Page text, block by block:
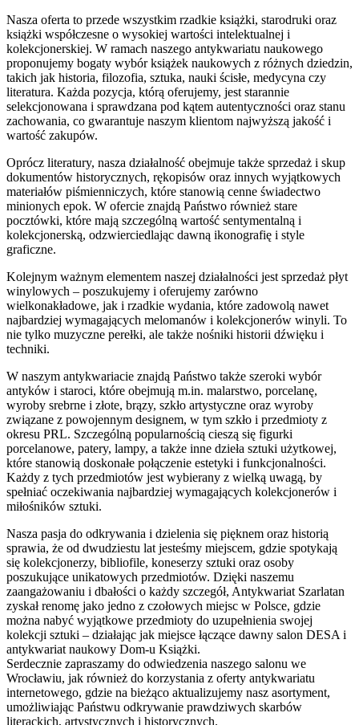
Nasza oferta to przede wszystkim rzadkie książki, starodruki oraz
książki współczesne o wysokiej wartości intelektualnej i
kolekcjonerskiej. W ramach naszego antykwariatu naukowego
proponujemy bogaty wybór książek naukowych z różnych dziedzin,
takich jak historia, filozofia, sztuka, nauki ścisłe, medycyna czy
literatura. Każda pozycja, którą oferujemy, jest starannie
selekcjonowana i sprawdzana pod kątem autentyczności oraz stanu
zachowania, co gwarantuje naszym klientom najwyższą jakość i
wartość zakupów.
Oprócz literatury, nasza działalność obejmuje także sprzedaż i skup
dokumentów historycznych, rękopisów oraz innych wyjątkowych
materiałów piśmienniczych, które stanowią cenne świadectwo
minionych epok. W ofercie znajdą Państwo również stare
pocztówki, które mają szczególną wartość sentymentalną i
kolekcjonerską, odzwierciedlając dawną ikonografię i style
graficzne.
Kolejnym ważnym elementem naszej działalności jest sprzedaż płyt
winylowych – poszukujemy i oferujemy zarówno
wielkonakładowe, jak i rzadkie wydania, które zadowolą nawet
najbardziej wymagających melomanów i kolekcjonerów winyli. To
nie tylko muzyczne perełki, ale także nośniki historii dźwięku i
techniki.
W naszym antykwariacie znajdą Państwo także szeroki wybór
antyków i staroci, które obejmują m.in. malarstwo, porcelanę,
wyroby srebrne i złote, brązy, szkło artystyczne oraz wyroby
związane z powojennym designem, w tym szkło i przedmioty z
okresu PRL. Szczególną popularnością cieszą się figurki
porcelanowe, patery, lampy, a także inne dzieła sztuki użytkowej,
które stanowią doskonałe połączenie estetyki i funkcjonalności.
Każdy z tych przedmiotów jest wybierany z wielką uwagą, by
spełniać oczekiwania najbardziej wymagających kolekcjonerów i
miłośników sztuki.
Nasza pasja do odkrywania i dzielenia się pięknem oraz historią
sprawia, że od dwudziestu lat jesteśmy miejscem, gdzie spotykają
się kolekcjonerzy, bibliofile, koneserzy sztuki oraz osoby
poszukujące unikatowych przedmiotów. Dzięki naszemu
zaangażowaniu i dbałości o każdy szczegół, Antykwariat Szarlatan
zyskał renomę jako jedno z czołowych miejsc w Polsce, gdzie
można nabyć wyjątkowe przedmioty do uzupełnienia swojej
kolekcji sztuki – działając jak miejsce łączące dawny salon DESA i
antykwariat naukowy Dom-u Książki.
Serdecznie zapraszamy do odwiedzenia naszego salonu we
Wrocławiu, jak również do korzystania z oferty antykwariatu
internetowego, gdzie na bieżąco aktualizujemy nasz asortyment,
umożliwiając Państwu odkrywanie prawdziwych skarbów
literackich, artystycznych i historycznych.